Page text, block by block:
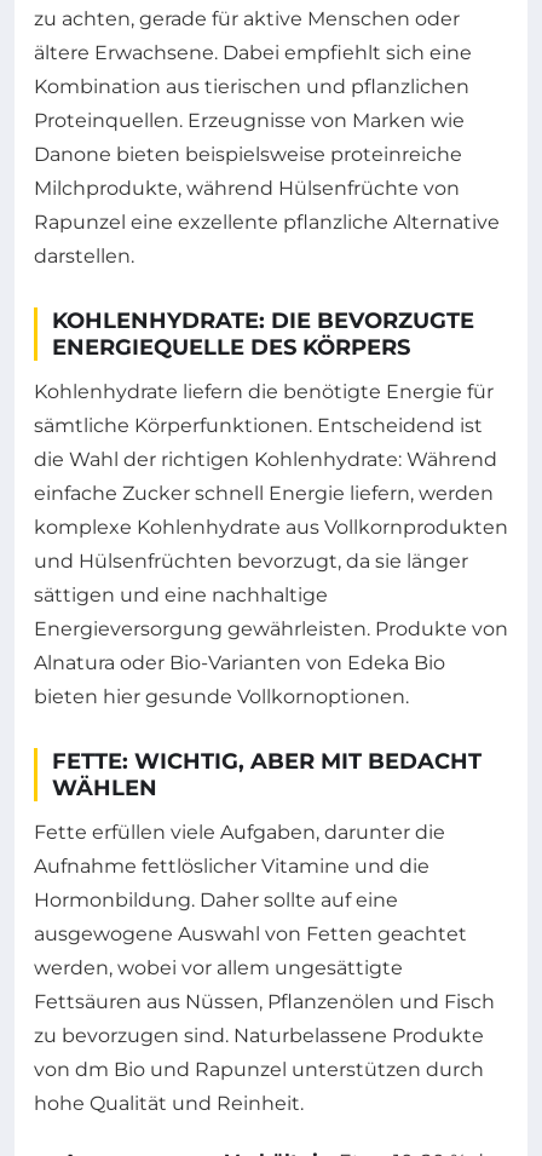
zu achten, gerade für aktive Menschen oder
ältere Erwachsene. Dabei empfiehlt sich eine
Kombination aus tierischen und pflanzlichen
Proteinquellen. Erzeugnisse von Marken wie
Danone bieten beispielsweise proteinreiche
Milchprodukte, während Hülsenfrüchte von
Rapunzel eine exzellente pflanzliche Alternative
darstellen.
KOHLENHYDRATE: DIE BEVORZUGTE
ENERGIEQUELLE DES KÖRPERS
Kohlenhydrate liefern die benötigte Energie für
sämtliche Körperfunktionen. Entscheidend ist
die Wahl der richtigen Kohlenhydrate: Während
einfache Zucker schnell Energie liefern, werden
komplexe Kohlenhydrate aus Vollkornprodukten
und Hülsenfrüchten bevorzugt, da sie länger
sättigen und eine nachhaltige
Energieversorgung gewährleisten. Produkte von
Alnatura oder Bio-Varianten von Edeka Bio
bieten hier gesunde Vollkornoptionen.
FETTE: WICHTIG, ABER MIT BEDACHT
WÄHLEN
Fette erfüllen viele Aufgaben, darunter die
Aufnahme fettlöslicher Vitamine und die
Hormonbildung. Daher sollte auf eine
ausgewogene Auswahl von Fetten geachtet
werden, wobei vor allem ungesättigte
Fettsäuren aus Nüssen, Pflanzenölen und Fisch
zu bevorzugen sind. Naturbelassene Produkte
von dm Bio und Rapunzel unterstützen durch
hohe Qualität und Reinheit.